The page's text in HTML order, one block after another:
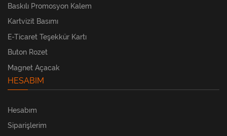
Baskılı Promosyon Kalem
Kartvizit Basımı
E-Ticaret Teşekkür Kartı
Buton Rozet
Magnet Açacak
HESABIM
Hesabım
Siparişlerim